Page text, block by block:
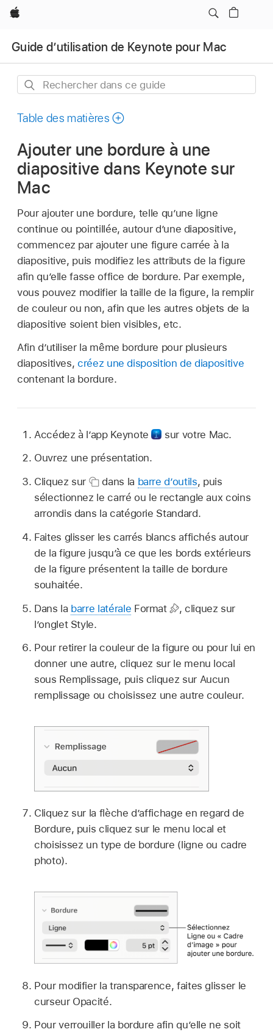
Apple
Guide d’utilisation de Keynote pour Mac
Rechercher
ce
Table des matières
Ajouter une bordure à une
diapositive dans Keynote sur
Mac
Pour ajouter une bordure, telle qu’une ligne
continue ou pointillée, autour d’une diapositive,
commencez par ajouter une figure carrée à la
diapositive, puis modifiez les attributs de la figure
afin qu’elle fasse office de bordure. Par exemple,
vous pouvez modifier la taille de la figure, la remplir
de couleur ou non, afin que les autres objets de la
diapositive soient bien visibles, etc.
Afin d’utiliser la même bordure pour plusieurs
diapositives,créez une disposition de diapositive
contenant la bordure.
Accédez à l’app Keynote
sur votre Mac.
Ouvrez une présentation.
Cliquez sur
dans la barre d’outils, puis
sélectionnez le carré ou le rectangle aux coins
arrondis dans la catégorie Standard.
Faites glisser les carrés blancs affichés autour
de la figure jusqu’à ce que les bords extérieurs
de la figure présentent la taille de bordure
souhaitée.
Dans la barre latérale Format , cliquez sur
l’onglet Style.
Pour retirer la couleur de la figure ou pour lui en
donner une autre, cliquez sur le menu local
sous Remplissage, puis cliquez sur Aucun
remplissage ou choisissez une autre couleur.
Cliquez sur la flèche d’affichage en regard de
Bordure, puis cliquez sur le menu local et
choisissez un type de bordure (ligne ou cadre
photo).
Pour modifier la transparence, faites glisser le
curseur Opacité.
Pour verrouiller la bordure afin qu’elle ne soit